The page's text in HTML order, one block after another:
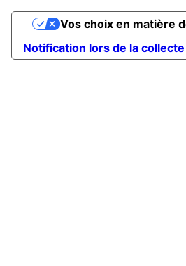
Notification lors de la collecte
Vos choix en matière